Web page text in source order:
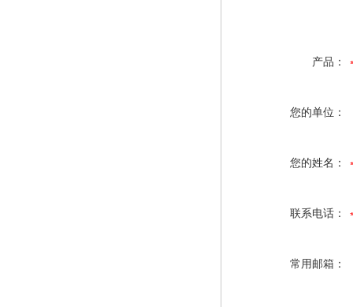
产品：
您的单位：
您的姓名：
联系电话：
常用邮箱：